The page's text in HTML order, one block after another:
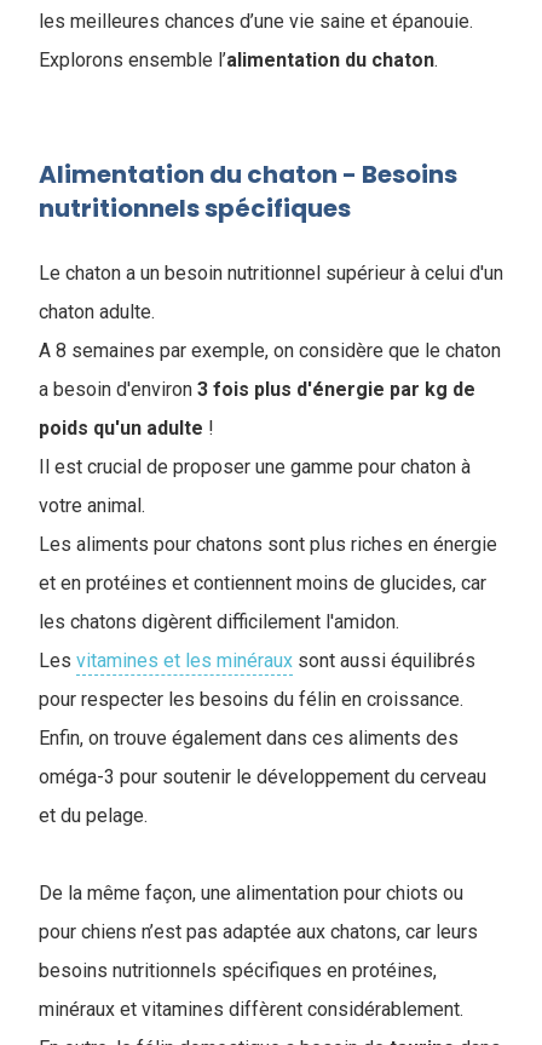
les meilleures chances d’une vie saine et épanouie.
Explorons ensemble l’​alimentation du chaton.
Alimentation du chaton - Besoins
nutritionnels spécifiques
Le chaton a un besoin nutritionnel supérieur à celui d'un
chaton adulte.
A 8 semaines par exemple, on considère que le chaton
a besoin d'environ 3 fois plus d'énergie par kg de
poids qu'un adulte !
Il est crucial de proposer une gamme pour chaton à
votre animal.
Les aliments pour chatons sont plus riches en énergie
et en protéines et contiennent moins de glucides, car
les chatons digèrent difficilement l'amidon.
Les vitamines et les minéraux sont aussi équilibrés
pour respecter les besoins du félin en croissance.
Enfin, on trouve également dans ces aliments des
oméga-3 pour soutenir le développement du cerveau
et du pelage.
De la même façon, une alimentation pour chiots ou
pour chiens n’est pas adaptée aux chatons, car leurs
besoins nutritionnels spécifiques en protéines,
minéraux et vitamines diffèrent considérablement.